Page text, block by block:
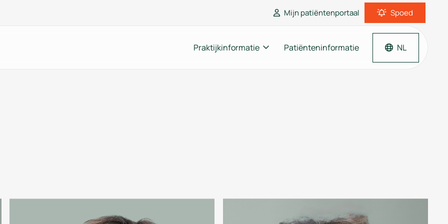
Mijn patiëntenportaal Spoed
Praktijkinformatie
en urineonderzoek
Medisch Centrum Randwijck
Patiënteninformatie NL